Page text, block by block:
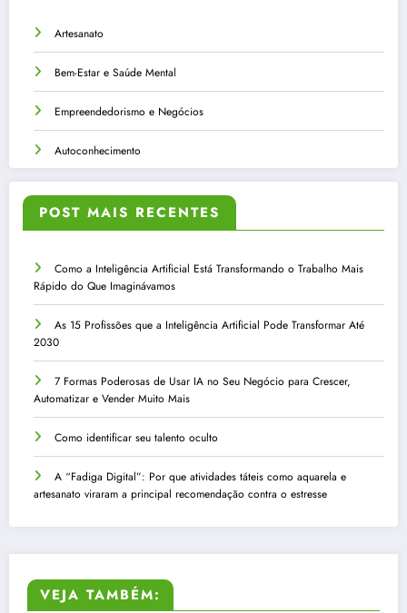
Artesanato
Bem-Estar e Saúde Mental
Empreendedorismo e Negócios
Autoconhecimento
POST MAIS RECENTES
Como a Inteligência Artificial Está Transformando o Trabalho Mais
Rápido do Que Imaginávamos
As 15 Profissões que a Inteligência Artificial Pode Transformar Até
2030
7 Formas Poderosas de Usar IA no Seu Negócio para Crescer,
Automatizar e Vender Muito Mais
Como identificar seu talento oculto
A “Fadiga Digital”: Por que atividades táteis como aquarela e
artesanato viraram a principal recomendação contra o estresse
VEJA TAMBÉM: